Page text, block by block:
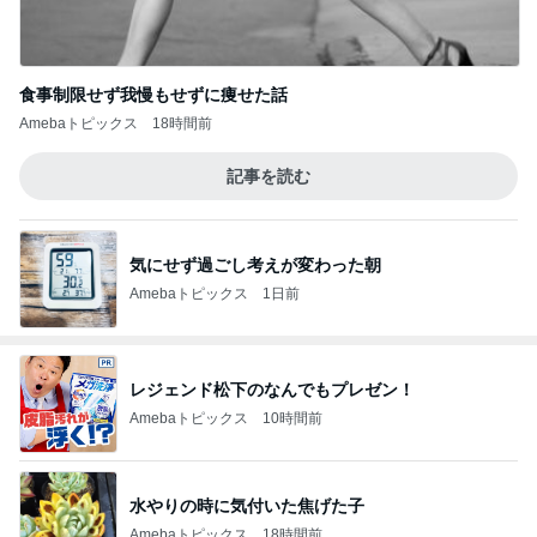
食事制限せず我慢もせずに痩せた話
Amebaトピックス 18時間前
記事を読む
気にせず過ごし考えが変わった朝
Amebaトピックス 1日前
レジェンド松下のなんでもプレゼン！
Amebaトピックス 10時間前
水やりの時に気付いた焦げた子